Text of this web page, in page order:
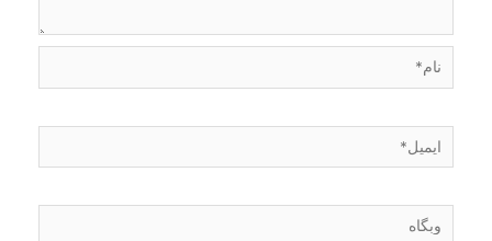
نام*
ایمیل*
وبگاه